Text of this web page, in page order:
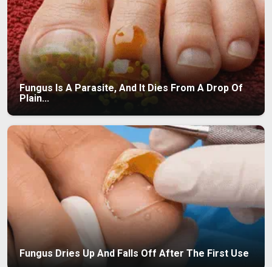
Fungus Is A Parasite, And It Dies From A Drop Of
Plain...
Fungus Dries Up And Falls Off After The First Use